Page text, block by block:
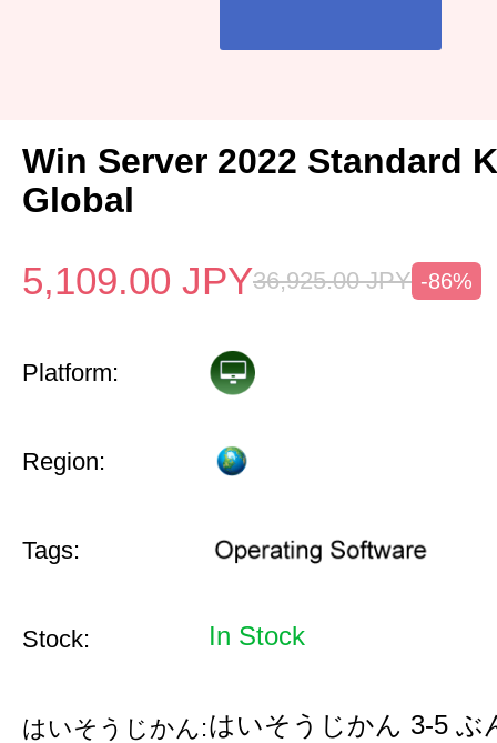
Win Server 2022 Standard
Global
5,109.00 JPY36,925.00 JPY -86%
Platform:
Region:
Tags:
Stock: In Stock
はいそうじかん:はいそうじかん 3-5 ぶ